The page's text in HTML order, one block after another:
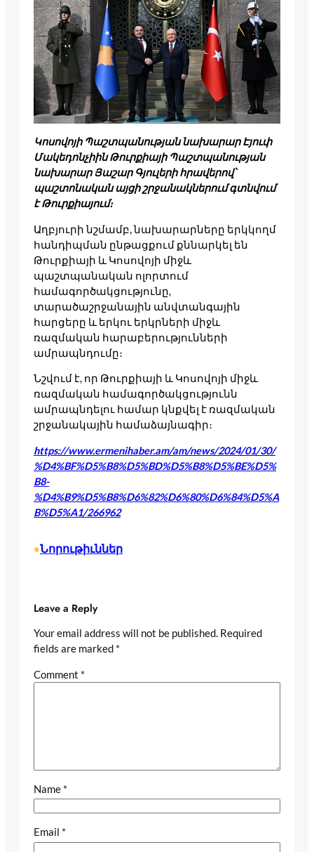
Կոսովոյի Պաշտպանության նախարար Էյուփ
Մակեդոնչիին Թուրքիայի Պաշտպանության
նախարար Յաշար Գյուլերի հրավերով՝
պաշտոնական այցի շրջանակներում գտնվում
է Թուրքիայում։
Աղբյուրի նշմամբ, նախարարները երկկողմ
հանդիպման ընթացքում քննարկել են
Թուրքիայի և Կոսովոյի միջև
պաշտպանական ոլորտում
համագործակցությունը,
տարածաշրջանային անվտանգային
հարցերը և երկու երկրների միջև
ռազմական հարաբերությունների
ամրապնդումը։
Նշվում է, որ Թուրքիայի և Կոսովոյի միջև
ռազմական համագործակցությունն
ամրապնդելու համար կնքվել է ռազմական
շրջանակային համաձայնագիր։
https://www.ermenihaber.am/am/news/2024/01/30/
%D4%BF%D5%B8%D5%BD%D5%B8%D5%BE%D5%
B8-
%D4%B9%D5%B8%D6%82%D6%80%D6%84%D5%A
B%D5%A1/266962
•Նորութիւններ
Leave a Reply
Your email address will not be published. Required
fields are marked *
Comment *
Name *
Email *